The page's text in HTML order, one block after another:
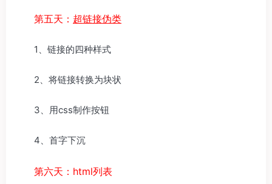
第五天： 超链接伪类
1、链接的四种样式
2、将链接转换为块状
3、用css制作按钮
4、首字下沉
第六天： html列表